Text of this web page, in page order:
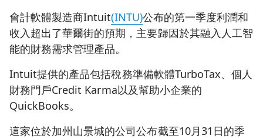
會計軟體製造商Intuit(INTU)公布的第一季度利潤和
收入超出了華爾街的預期，主要歸因於其融入人工智
能的財務需求管理產品。
Intuit提供的產品包括稅務準備軟體TurboTax、個人
財務門戶Credit Karma以及幫助小企業的
QuickBooks。
這家位於加州山景城的公司公布截至10月31日的季